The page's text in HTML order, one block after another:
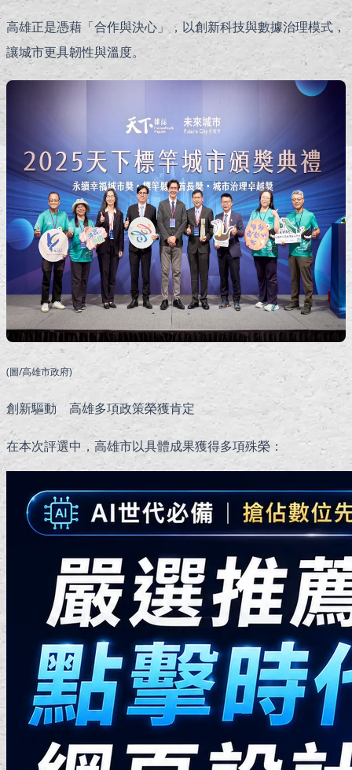
高雄正是憑藉「合作與決心」，以創新科技與數據治理模式，
讓城市更具韌性與溫度。
(圖/高雄市政府)
創新驅動 高雄多項政策榮獲肯定
在本次評選中，高雄市以具體成果獲得多項殊榮：